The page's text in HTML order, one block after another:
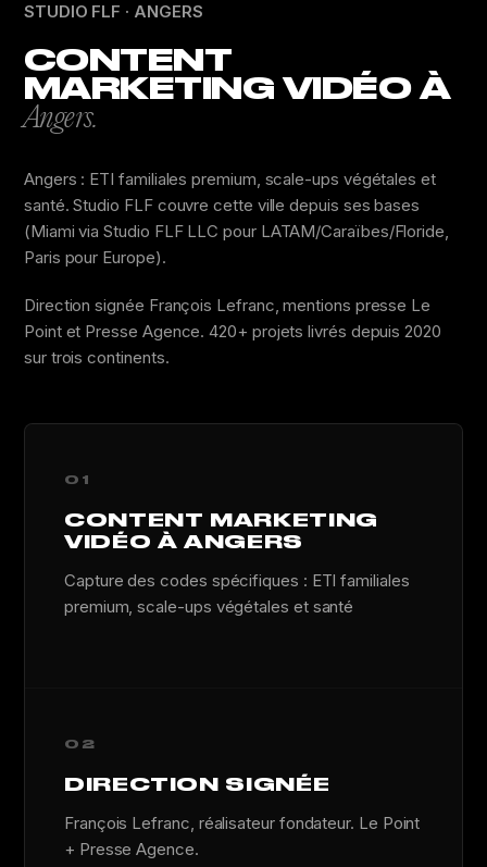
STUDIO FLF · ANGERS
CONTENT
MARKETING VIDÉO À
Angers.
Angers : ETI familiales premium, scale-ups végétales et
santé. Studio FLF couvre cette ville depuis ses bases
(Miami via Studio FLF LLC pour LATAM/Caraïbes/Floride,
Paris pour Europe).
Direction signée François Lefranc, mentions presse Le
Point et Presse Agence. 420+ projets livrés depuis 2020
sur trois continents.
01
CONTENT MARKETING
VIDÉO À ANGERS
Capture des codes spécifiques : ETI familiales
premium, scale-ups végétales et santé
02
DIRECTION SIGNÉE
François Lefranc, réalisateur fondateur. Le Point
+ Presse Agence.